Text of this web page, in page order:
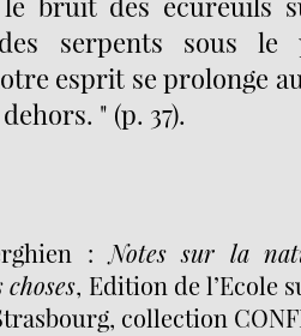
serpents sous le
esprit se prolonge
" (p. 37).
: Notes sur la
, Edition de l’Ecole
collection